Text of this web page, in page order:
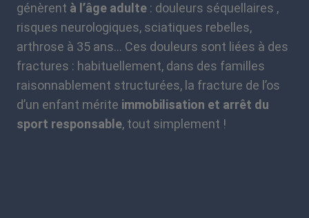
génèrent à l’âge adulte : douleurs séquellaires ,
risques neurologiques, sciatiques rebelles,
arthrose à 35 ans… Ces douleurs sont liées à des
fractures : habituellement, dans des familles
raisonnablement structurées, la fracture de l’os
d’un enfant mérite immobilisation et arrêt du
sport responsable, tout simplement !